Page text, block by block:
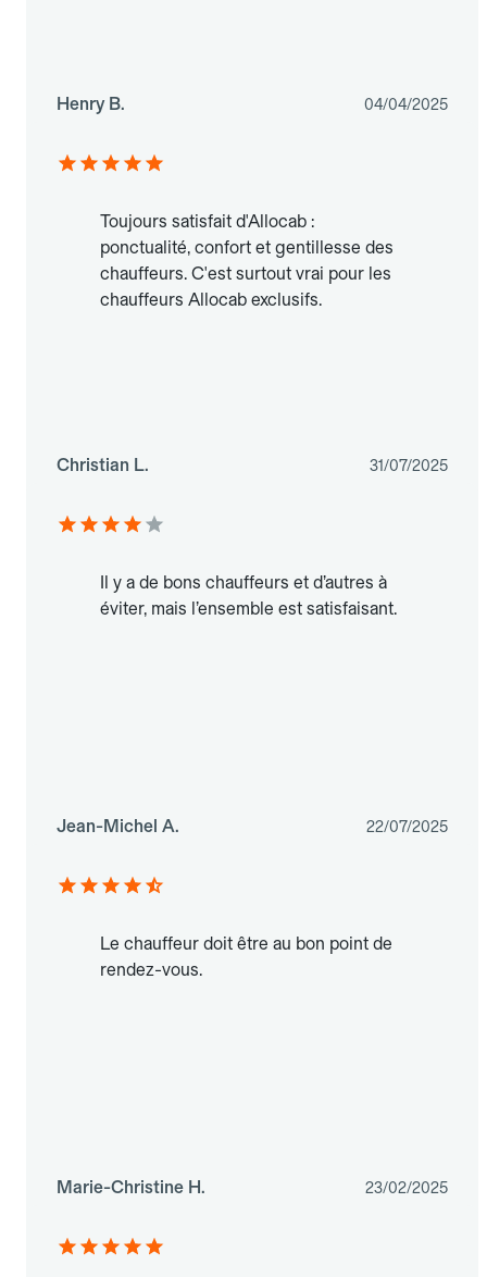
Henry B. 04/04/2025
Toujours satisfait d'Allocab :
ponctualité, confort et gentillesse des
chauffeurs. C'est surtout vrai pour les
chauffeurs Allocab exclusifs.
Christian L. 31/07/2025
Il y a de bons chauffeurs et d’autres à
éviter, mais l’ensemble est satisfaisant.
Jean-Michel A. 22/07/2025
Le chauffeur doit être au bon point de
rendez-vous.
Marie-Christine H. 23/02/2025